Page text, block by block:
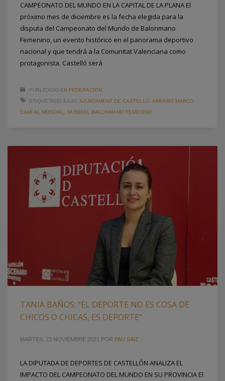
CAMPEONATO DEL MUNDO EN LA CAPITAL DE LA PLANA El
próximo mes de diciembre es la fecha elegida para la
disputa del Campeonato del Mundo de Balonmano
Femenino, un evento histórico en el panorama deportivo
nacional y que tendrá a la Comunitat Valenciana como
protagonista. Castelló será
PUBLICADO EN FEDERACION
ETIQUETADO BAJO: AJUNTAMENT DE CASTELLÓ AMPARO MARCO
CAMÍ AL MUNDIAL
MUNDIAL BALONMANO FEMENINO
TANIA BAÑOS: “EL DEPORTE NO ES COSA DE
CHICOS O CHICAS, ES DEPORTE”
MARTES, 23 NOVIEMBRE 2021 POR PAU SAIZ
LA DIPUTADA DE DEPORTES DE CASTELLÓN ANALIZA EL
IMPACTO DEL CAMPEONATO DEL MUNDO EN SU PROVINCIA El